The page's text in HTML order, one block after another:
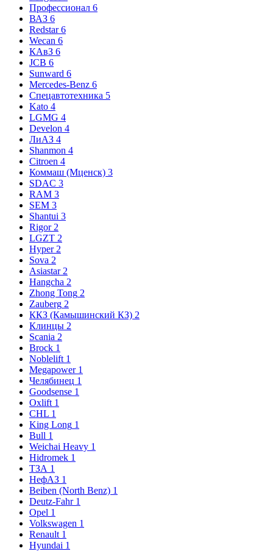
Профессионал 6
ВАЗ 6
Redstar 6
Wecan 6
КАвЗ 6
JCB 6
Sunward 6
Mercedes-Benz 6
Спецавтотехника 5
Kato 4
LGMG 4
Develon 4
ЛиАЗ 4
Shanmon 4
Citroen 4
Коммаш (Мценск) 3
SDAC 3
RAM 3
SEM 3
Shantui 3
Rigor 2
LGZT 2
Hyper 2
Sova 2
Asiastar 2
Hangcha 2
Zhong Tong 2
Zauberg 2
ККЗ (Камышинский КЗ) 2
Клинцы 2
Scania 2
Brock 1
Noblelift 1
Megapower 1
Челябинец 1
Goodsense 1
Oxlift 1
CHL 1
King Long 1
Bull 1
Weichai Heavy 1
Hidromek 1
ТЗА 1
НефАЗ 1
Beiben (North Benz) 1
Deutz-Fahr 1
Opel 1
Volkswagen 1
Renault 1
Hyundai 1